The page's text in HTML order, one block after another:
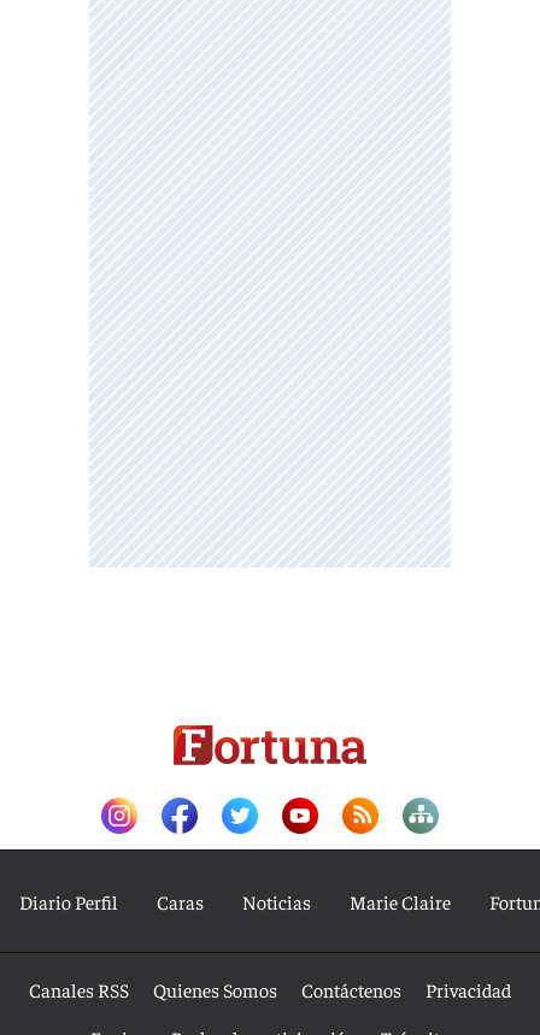
Diario Perfil Caras Noticias Marie Claire
Canales RSS Quienes Somos Contáctenos
Privacidad